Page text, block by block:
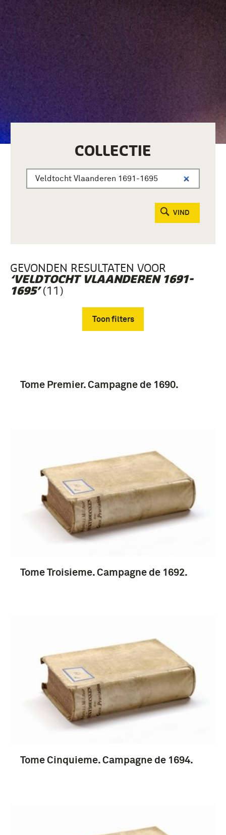
COLLECTIE
VIND
GEVONDEN RESULTATEN VOOR
‘VELDTOCHT VLAANDEREN 1691-
1695’(11)
Toon filters
1651-1700 (6)
1751-1800 (5)
Veldtocht Vlaanderen 1691-1695 (5)
Tome Premier. Campagne de 1690.
Tome Troisieme. Campagne de 1692.
Tome Cinquieme. Campagne de 1694.